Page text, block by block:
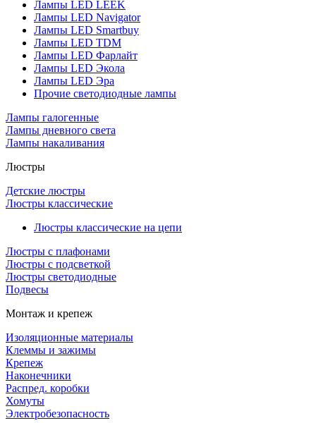
Лампы LED LEEK
Лампы LED Navigator
Лампы LED Smartbuy
Лампы LED TDM
Лампы LED Фарлайт
Лампы LED Экола
Лампы LED Эра
Прочие светодиодные лампы
Лампы галогенные
Лампы дневного света
Лампы накаливания
Люстры
Детские люстры
Люстры классические
Люстры классические на цепи
Люстры с плафонами
Люстры с подсветкой
Люстры светодиодные
Подвесы
Монтаж и крепеж
Изоляционные материалы
Клеммы и зажимы
Крепеж
Наконечники
Распред. коробки
Хомуты
Электробезопасность